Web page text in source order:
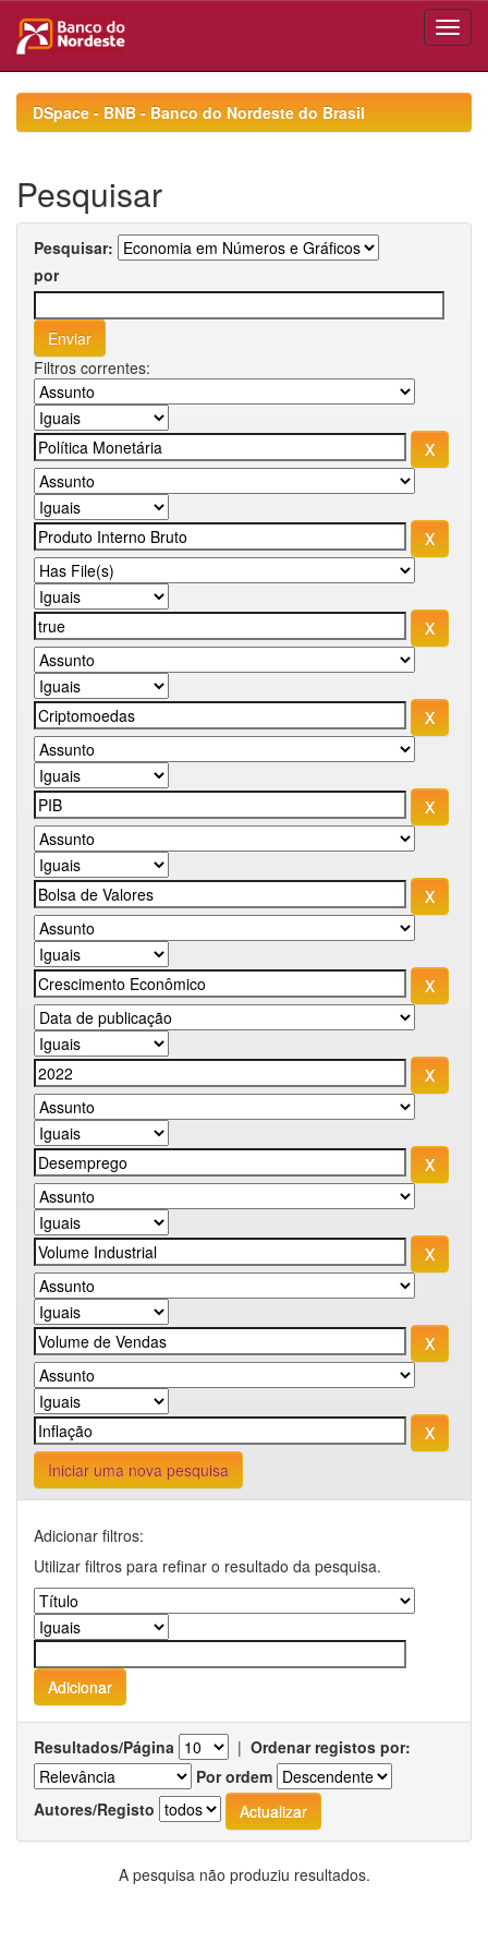
navigationDSpace - BNB - Banco do Nordeste do Brasil
Pesquisar
Pesquisar:
por
Filtros correntes:
Iniciar uma nova pesquisa
Adicionar filtros:
Utilizar filtros para refinar o resultado da pesquisa.
Resultados/Página | Ordenar registos por:
Por ordem
Autores/Registo
A pesquisa não produziu resultados.